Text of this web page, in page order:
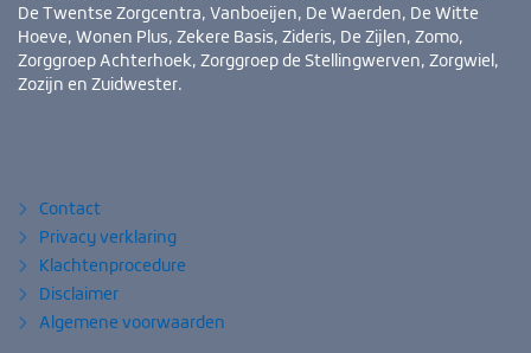
De Twentse Zorgcentra, Vanboeijen, De Waerden, De Witte
Hoeve, Wonen Plus, Zekere Basis, Zideris, De Zijlen, Zomo,
Zorggroep Achterhoek, Zorggroep de Stellingwerven, Zorgwiel,
Zozijn en Zuidwester.
Contact
Privacy verklaring
Klachtenprocedure
Disclaimer
Algemene voorwaarden